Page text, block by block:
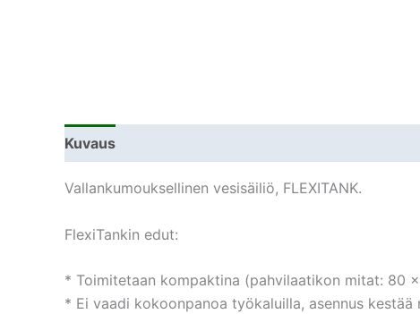
Kuvaus
Vallankumouksellinen vesisäiliö, FLEXITANK.
FlexiTankin edut:
* Toimitetaan kompaktina (pahvilaatikon mitat: 80
* Ei vaadi kokoonpanoa työkaluilla, asennus kestää